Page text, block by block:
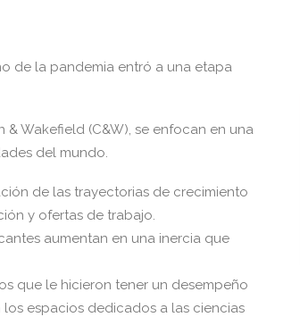
de la pandemia entró a una etapa
Wakefield (C&W), se enfocan en una
del mundo.
de las trayectorias de crecimiento
y ofertas de trabajo.
aumentan en una inercia que
que le hicieron tener un desempeño
espacios dedicados a las ciencias